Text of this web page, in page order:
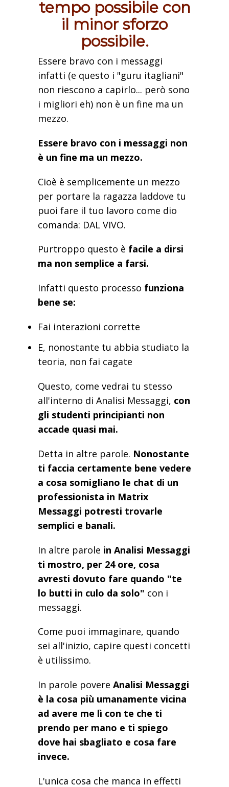
tempo possibile con
il minor sforzo
possibile.
Essere bravo con i messaggi
infatti (e questo i "guru itagliani"
non riescono a capirlo... però sono
i migliori eh) non è un fine ma un
mezzo.
Essere bravo con i messaggi non
è un fine ma un mezzo.
Cioè è semplicemente un mezzo
per portare la ragazza laddove tu
puoi fare il tuo lavoro come dio
comanda: DAL VIVO.
Purtroppo questo è facile a dirsi
ma non semplice a farsi.
Infatti questo processo funziona
bene se:
Fai interazioni corrette
E, nonostante tu abbia studiato la
teoria, non fai cagate
Questo, come vedrai tu stesso
all'interno di Analisi Messaggi, con
gli studenti principianti non
accade quasi mai.
Detta in altre parole. Nonostante
ti faccia certamente bene vedere
a cosa somigliano le chat di un
professionista in Matrix
Messaggi potresti trovarle
semplici e banali.
In altre parole in Analisi Messaggi
ti mostro, per 24 ore, cosa
avresti dovuto fare quando "te
lo butti in culo da solo" con i
messaggi.
Come puoi immaginare, quando
sei all'inizio, capire questi concetti
è utilissimo.
In parole povere Analisi Messaggi
è la cosa più umanamente vicina
ad avere me lì con te che ti
prendo per mano e ti spiego
dove hai sbagliato e cosa fare
invece.
L'unica cosa che manca in effetti